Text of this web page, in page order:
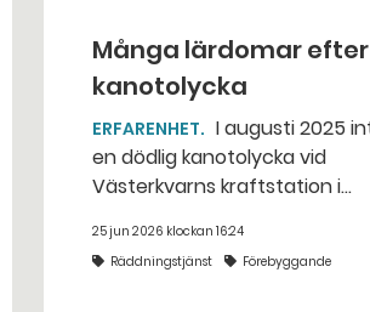
Många lärdomar efter
kanotolycka
ERFARENHET
en dödlig kanotolycka vid
Västerkvarns kraftstation i
25 jun 2026 klockan 16:24
Räddningstjänst
Förebyggande